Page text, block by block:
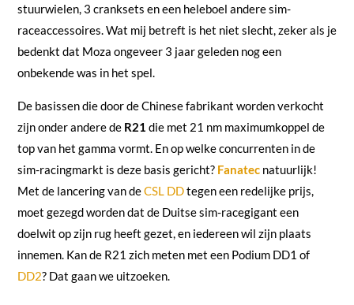
stuurwielen, 3 cranksets en een heleboel andere sim-
raceaccessoires. Wat mij betreft is het niet slecht, zeker als je
bedenkt dat Moza ongeveer 3 jaar geleden nog een
onbekende was in het spel.
De basissen die door de Chinese fabrikant worden verkocht
zijn onder andere de R21 die met 21 nm maximumkoppel de
top van het gamma vormt. En op welke concurrenten in de
sim-racingmarkt is deze basis gericht? Fanatecnatuurlijk!
Met de lancering van deCSL DDtegen een redelijke prijs,
moet gezegd worden dat de Duitse sim-racegigant een
doelwit op zijn rug heeft gezet, en iedereen wil zijn plaats
innemen. Kan de R21 zich meten met een Podium DD1 of
DD2? Dat gaan we uitzoeken.